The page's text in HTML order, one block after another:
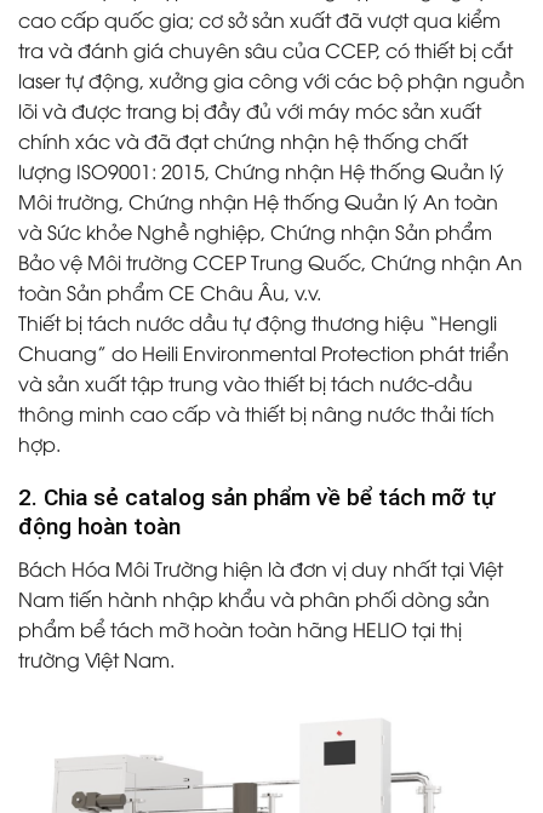
cao cấp quốc gia; cơ sở sản xuất đã vượt qua kiểm
tra và đánh giá chuyên sâu của CCEP, có thiết bị cắt
laser tự động, xưởng gia công với các bộ phận nguồn
lõi và được trang bị đầy đủ với máy móc sản xuất
chính xác và đã đạt chứng nhận hệ thống chất
lượng ISO9001: 2015, Chứng nhận Hệ thống Quản lý
Môi trường, Chứng nhận Hệ thống Quản lý An toàn
và Sức khỏe Nghề nghiệp, Chứng nhận Sản phẩm
Bảo vệ Môi trường CCEP Trung Quốc, Chứng nhận An
toàn Sản phẩm CE Châu Âu, v.v.
Thiết bị tách nước dầu tự động thương hiệu “Hengli
Chuang” do Heili Environmental Protection phát triển
và sản xuất tập trung vào thiết bị tách nước-dầu
thông minh cao cấp và thiết bị nâng nước thải tích
hợp.
2. Chia sẻ catalog sản phẩm về bể tách mỡ tự
động hoàn toàn
Bách Hóa Môi Trường hiện là đơn vị duy nhất tại Việt
Nam tiến hành nhập khẩu và phân phối dòng sản
phẩm bể tách mỡ hoàn toàn hãng HELIO tại thị
trường Việt Nam.